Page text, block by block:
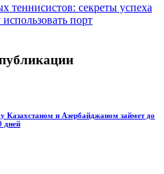
теннисистов: секреты успеха
порт
Казахстаном и Азербайджаном займет до
дней